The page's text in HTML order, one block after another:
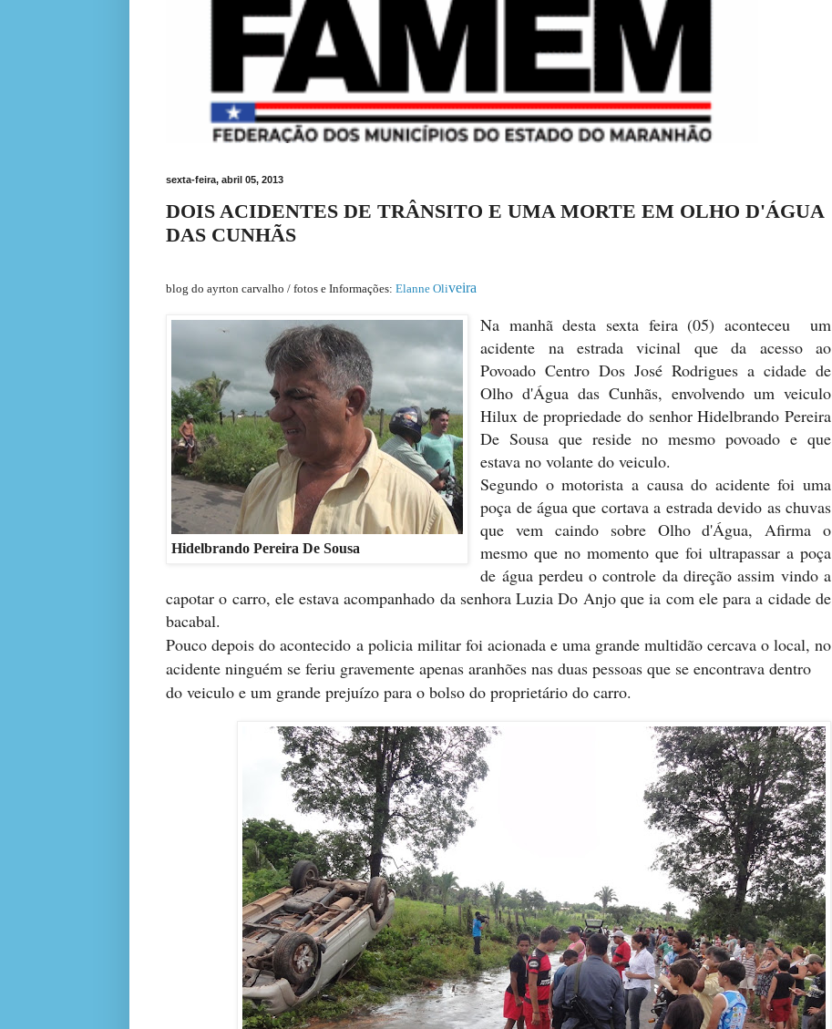
sexta-feira, abril 05, 2013
DOIS ACIDENTES DE TRÂNSITO E UMA MORTE EM OLHO D'ÁGUA
DAS CUNHÃS
blog do ayrton carvalho / fotos e Informações: Elanne Oliveira
Hidelbrando Pereira De Sousa
Na manhã desta sexta feira (05) aconteceu um
acidente na estrada vicinal que da acesso ao
Povoado Centro Dos José Rodrigues a cidade de
Olho d'Água das Cunhãs, envolvendo um veiculo
Hilux de propriedade do senhor Hidelbrando Pereira
De Sousa que reside no mesmo povoado e que
estava no volante do veiculo.
Segundo o motorista a causa do acidente foi uma
poça de água que cortava a estrada devido as chuvas
que vem caindo sobre Olho d'Água, Afirma o
mesmo que no momento que foi ultrapassar a poça
de água perdeu o controle da direção assim vindo a
capotar o carro, ele estava acompanhado da senhora Luzia Do Anjo que ia com ele para a cidade de
bacabal.
Pouco depois do acontecido a policia militar foi acionada e uma grande multidão cercava o local, no
acidente ninguém se feriu gravemente apenas aranhões nas duas pessoas que se encontrava dentro
do veiculo e um grande prejuízo para o bolso do proprietário do carro.